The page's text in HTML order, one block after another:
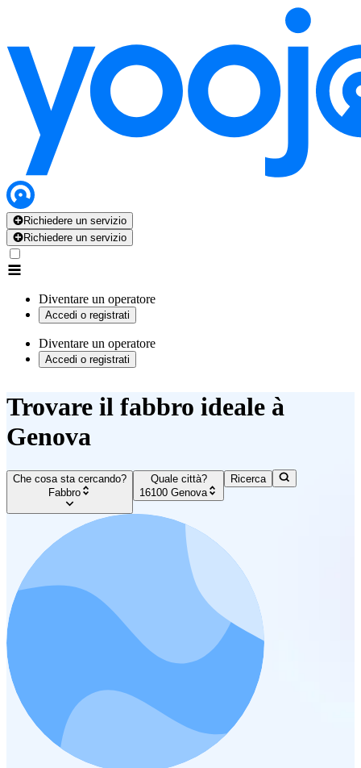
Richiedere un servizio
Richiedere un servizio
Diventare un operatore
Accedi o registrati
Diventare un operatore
Accedi o registrati
Trovare il fabbro ideale à
Genova
Che cosa sta cercando?
Fabbro
Quale città?
16100 Genova
Ricerca